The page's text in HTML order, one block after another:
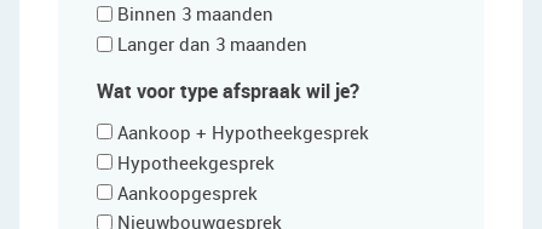
Binnen 3 maanden
Langer dan 3 maanden
Wat voor type afspraak wil je?
Aankoop + Hypotheekgesprek
Hypotheekgesprek
Aankoopgesprek
Nieuwbouwgesprek